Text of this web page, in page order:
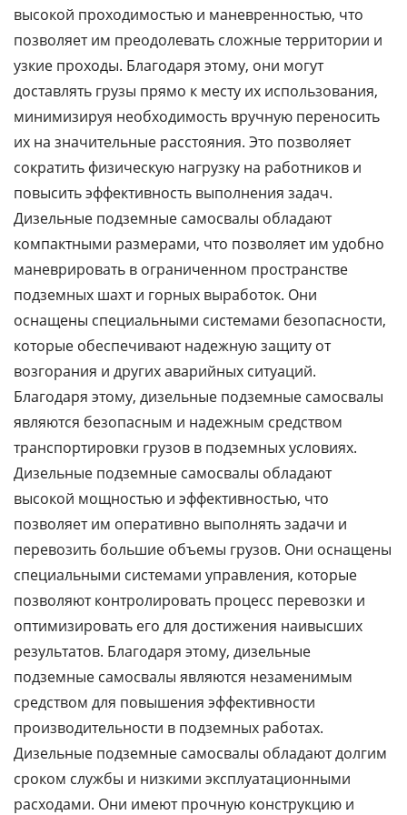
высокой проходимостью и маневренностью, что
позволяет им преодолевать сложные территории и
узкие проходы. Благодаря этому, они могут
доставлять грузы прямо к месту их использования,
минимизируя необходимость вручную переносить
их на значительные расстояния. Это позволяет
сократить физическую нагрузку на работников и
повысить эффективность выполнения задач.
Дизельные подземные самосвалы обладают
компактными размерами, что позволяет им удобно
маневрировать в ограниченном пространстве
подземных шахт и горных выработок. Они
оснащены специальными системами безопасности,
которые обеспечивают надежную защиту от
возгорания и других аварийных ситуаций.
Благодаря этому, дизельные подземные самосвалы
являются безопасным и надежным средством
транспортировки грузов в подземных условиях.
Дизельные подземные самосвалы обладают
высокой мощностью и эффективностью, что
позволяет им оперативно выполнять задачи и
перевозить большие объемы грузов. Они оснащены
специальными системами управления, которые
позволяют контролировать процесс перевозки и
оптимизировать его для достижения наивысших
результатов. Благодаря этому, дизельные
подземные самосвалы являются незаменимым
средством для повышения эффективности
производительности в подземных работах.
Дизельные подземные самосвалы обладают долгим
сроком службы и низкими эксплуатационными
расходами. Они имеют прочную конструкцию и